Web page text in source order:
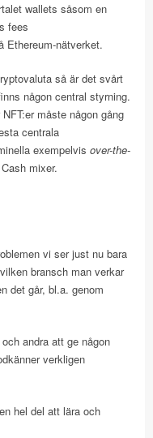
wallets såsom en
fees
Ethereum-nätverket.
så är det svårt
någon central styrning.
måste någon gång
centrala
exempelvis over-the-
mixer.
vi ser just nu bara
bransch man verkar
det går, bl.a. genom
andra att ge någon
verkligen
hel del att lära och